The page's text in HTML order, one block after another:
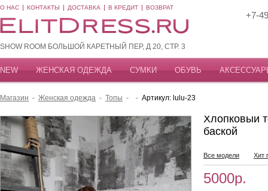
О НАС КОНТАКТЫ ДОСТАВКА В КРЕДИТ ВОЗВРАТ
SHOW ROOM БОЛЬШОЙ КАРЕТНЫЙ ПЕР, Д 20, СТР. 3
+7-
NEW ЖЕНСКАЯ ОДЕЖДА СУМКИ ОБУВЬ
Магазин - Женская одежда - Топы - - Артикул: lulu-23
Хлопковый
баской
Все модели Хит
5000р.